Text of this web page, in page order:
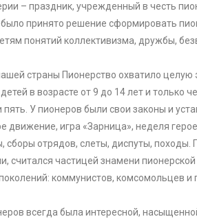
– праздник, учрежденный в честь
принято решение сформировать
понятий коллективизма, дружбы,
страны Пионерство охватило
в возрасте от 9 до 14 лет и только
пять. У пионеров были свои законы и
движение, игра «Зарница», неделя
сборы отрядов, слеты, диспуты,
считался частицей знамени
коммунистов, комсомольцев и
всегда была интересной,